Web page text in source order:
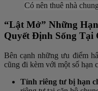
Có nên thuê nhà
“Lật Mở” Những
Quyết Định Sống Tại
Bên cạnh những ưu điểm
cũng đi kèm với một số hạn
Tính riêng tư bị hạn